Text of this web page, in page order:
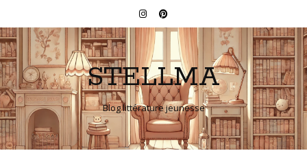
STELLMA
Blog littérature jeunesse